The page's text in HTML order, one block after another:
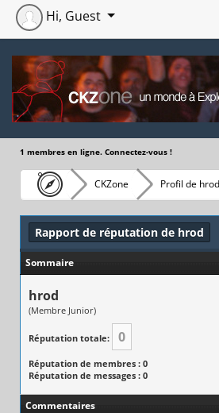
Hi, Guest
1 membres en ligne. Connectez-vous !
CKZone Profil de hrod
Rapport de réputation de hrod
Sommaire
hrod
(Membre Junior)
Réputation totale: 0
Réputation de membres : 0
Réputation de messages : 0
Commentaires